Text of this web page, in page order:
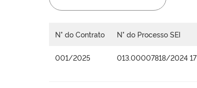
N° do Contrato N° do Processo SEI
001/2025 013.00007818/2024 17